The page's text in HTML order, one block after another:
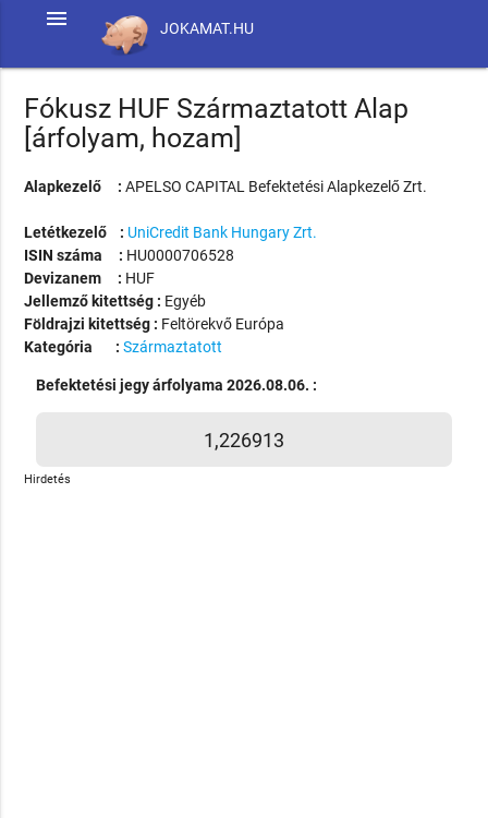
JOKAMAT.HU
menu
Fókusz HUF Származtatott Alap
[árfolyam, hozam]
Alapkezelő : APELSO CAPITAL Befektetési Alapkezelő Zrt.
Letétkezelő : UniCredit Bank Hungary Zrt.
ISIN száma : HU0000706528
Devizanem : HUF
Jellemző kitettség : Egyéb
Földrajzi kitettség : Feltörekvő Európa
Kategória : Származtatott
Befektetési jegy árfolyama 2026.08.06. :
1,226913
Hirdetés